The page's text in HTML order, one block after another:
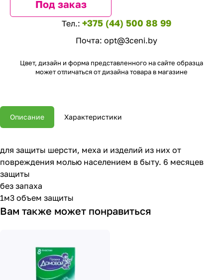
Под заказ
Тел.: +375 (44) 500 88 99
Почта: opt@3ceni.by
Цвет, дизайн и форма представленного на сайте образца
может отличаться от дизайна товара в магазине
Описание Характеристики
для защиты шерсти, меха и изделий из них от
повреждения молью населением в быту. 6 месяцев
защиты
без запаха
1м3 объем защиты
Вам также может понравиться